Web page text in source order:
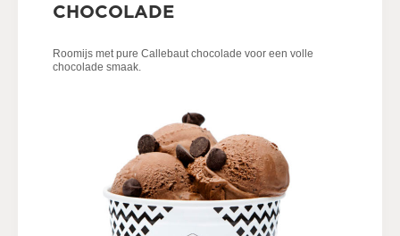
CHOCOLADE
Roomijs met pure Callebaut chocolade voor een volle
chocolade smaak.